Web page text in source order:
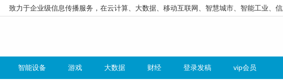
致力于企业级信息传播服务，在云计算、大数据、移动互联网、智慧城市、智能工业、
智能设备 游戏 大数据 财经 登录发稿 vip会员